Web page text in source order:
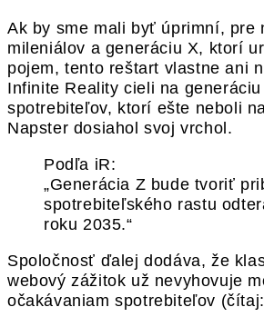
Ak by sme mali byť úprimní, pre
mileniálov a generáciu X, ktorí
pojem, tento reštart vlastne ani
Infinite Reality cieli na
spotrebiteľov, ktorí ešte neboli
Napster dosiahol svoj vrchol.
Podľa iR:
„Generácia Z bude tvoriť
spotrebiteľského rastu
roku 2035.“
Spoločnosť ďalej dodáva, že
webový zážitok už nevyhovuje
očakávaniam spotrebiteľov